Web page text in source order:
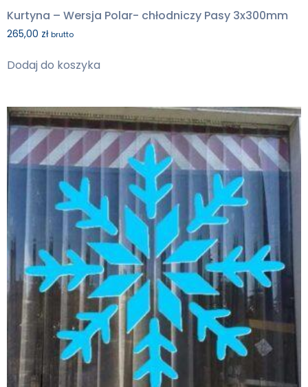
Kurtyna – Wersja Polar- chłodniczy Pasy 3x300mm
265,00 zł brutto
Dodaj do koszyka